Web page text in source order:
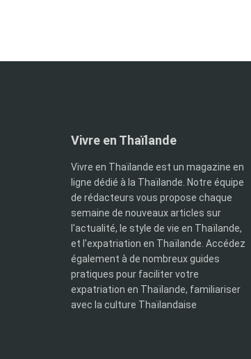
Vivre en Thaïlande
Vivre en Thaïlande est un magazine en
ligne dédié à la Thaïlande. Notre équipe
de rédacteurs vous propose chaque
semaine de nouveaux articles sur
l'actualité, le style de vie en Thaïlande,
et l'expatriation en Thaïlande. Accédez
également à de nombreux guides
pratiques pour faciliter votre
expatriation en Thaïlande, familiariser
avec la culture Thaïlandaise